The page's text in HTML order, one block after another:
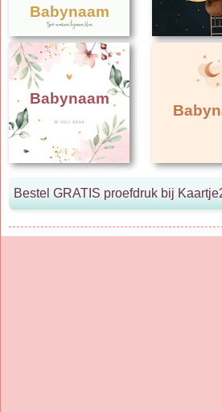
Babynaam
Babynaam